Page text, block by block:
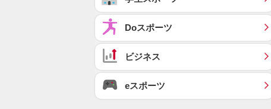
Doスポーツ
ビジネス
eスポーツ